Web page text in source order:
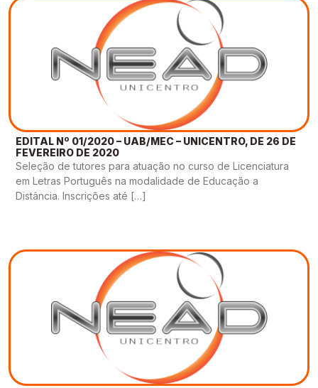
EDITAL Nº 01/2020 – UAB/MEC – UNICENTRO, DE 26 DE
FEVEREIRO DE 2020
Seleção de tutores para atuação no curso de Licenciatura
em Letras Português na modalidade de Educação a
Distância. Inscrições até […]